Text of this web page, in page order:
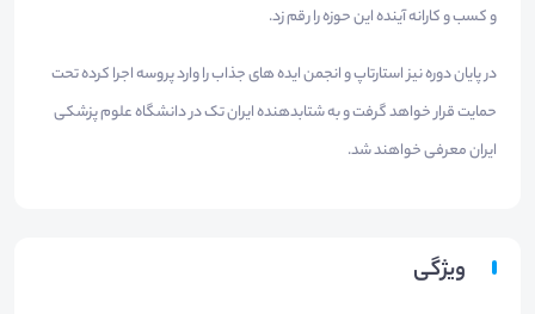
و کسب و کارانه آینده این حوزه را رقم زد.
در پایان دوره نیز استارتاپ و انجمن ایده های جذاب را وارد پروسه اجرا کرده تحت
حمایت قرار خواهد گرفت و به شتابدهنده ایران تک در دانشگاه علوم پزشکی
ایران معرفی خواهند شد.
ویژگی